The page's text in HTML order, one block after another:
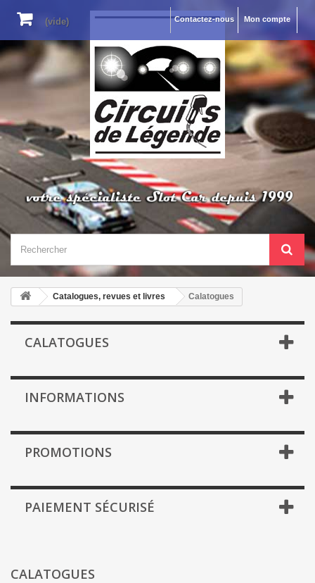
Mon compte
Contactez-nous
(vide)
Catalogues, revues et livres Calatogues
CALATOGUES
INFORMATIONS
PROMOTIONS
PAIEMENT SÉCURISÉ
CALATOGUES